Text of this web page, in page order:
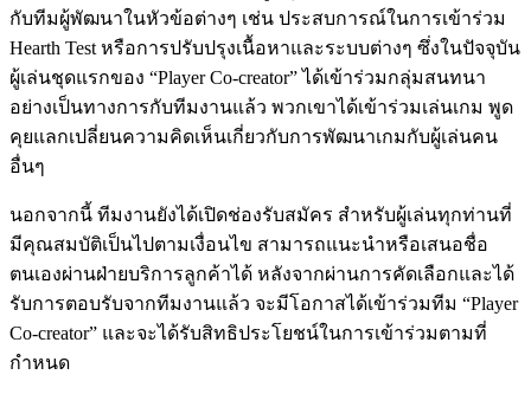
กับทีมผู้พัฒนาในหัวข้อต่างๆ เช่น ประสบการณ์ในการเข้าร่วม
Hearth Test หรือการปรับปรุงเนื้อหาและระบบต่างๆ ซึ่งในปัจจุบัน
ผู้เล่นชุดแรกของ “Player Co-creator”ได้เข้าร่วมกลุ่มสนทนา
อย่างเป็นทางการกับทีมงานแล้ว พวกเขาได้เข้าร่วมเล่นเกม พูด
คุยแลกเปลี่ยนความคิดเห็นเกี่ยวกับการพัฒนาเกมกับผู้เล่นคน
อื่นๆ
นอกจากนี้ ทีมงานยังได้เปิดช่องรับสมัคร สำหรับผู้เล่นทุกท่านที่
มีคุณสมบัติเป็นไปตามเงื่อนไข สามารถแนะนำหรือเสนอชื่อ
ตนเองผ่านฝ่ายบริการลูกค้าได้ หลังจากผ่านการคัดเลือกและได้
รับการตอบรับจากทีมงานแล้ว จะมีโอกาสได้เข้าร่วมทีม “Player
Co-creator” และจะได้รับสิทธิประโยชน์ในการเข้าร่วมตามที่
กำหนด